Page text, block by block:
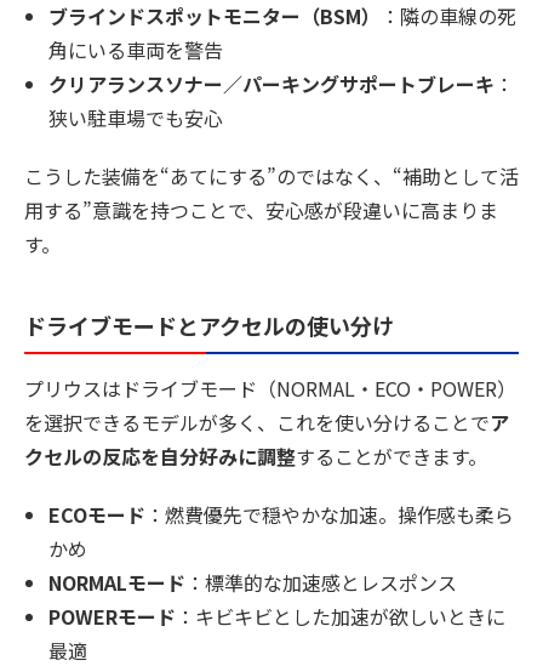
ブラインドスポットモニター（BSM）
：隣の車線の死
角にいる車両を警告
クリアランスソナー／パーキングサポートブレーキ ：
狭い駐車場でも安心
こうした装備を“あてにする”のではなく、“補助として活
用する”意識を持つことで、安心感が段違いに高まりま
す。
ドライブモードとアクセルの使い分け
プリウスはドライブモード（NORMAL・ECO・POWER）
を選択できるモデルが多く、これを使い分けることでア
クセルの反応を自分好みに調整することができます。
ECOモード ：燃費優先で穏やかな加速。操作感も柔ら
かめ
NORMALモード ：標準的な加速感とレスポンス
POWERモード ：キビキビとした加速が欲しいときに
最適